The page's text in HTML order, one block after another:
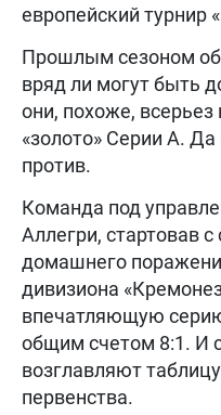
европейский турнир
Прошлым сезоном
вряд ли могут быть
они, похоже,
«золото» Серии А.
против.
Команда под
Аллегри, стартовав
домашнего
дивизиона
впечатляющую
общим счетом 8:1. И
возглавляют
первенства.